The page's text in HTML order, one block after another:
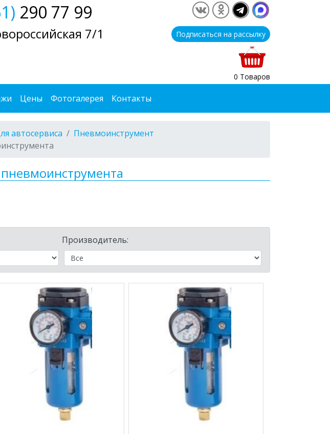
290 77 99
7/1 Подписаться на рассылку
0 Товаров
Цены Фотогалерея Контакты
автосервиса
Пневмоинструмент
Производитель: